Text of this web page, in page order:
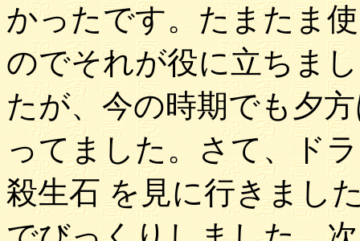
かったです。たまたま
のでそれが役に立ちま
たが、今の時期でも夕
ってました。さて、ド
殺生石 を見に行きまし